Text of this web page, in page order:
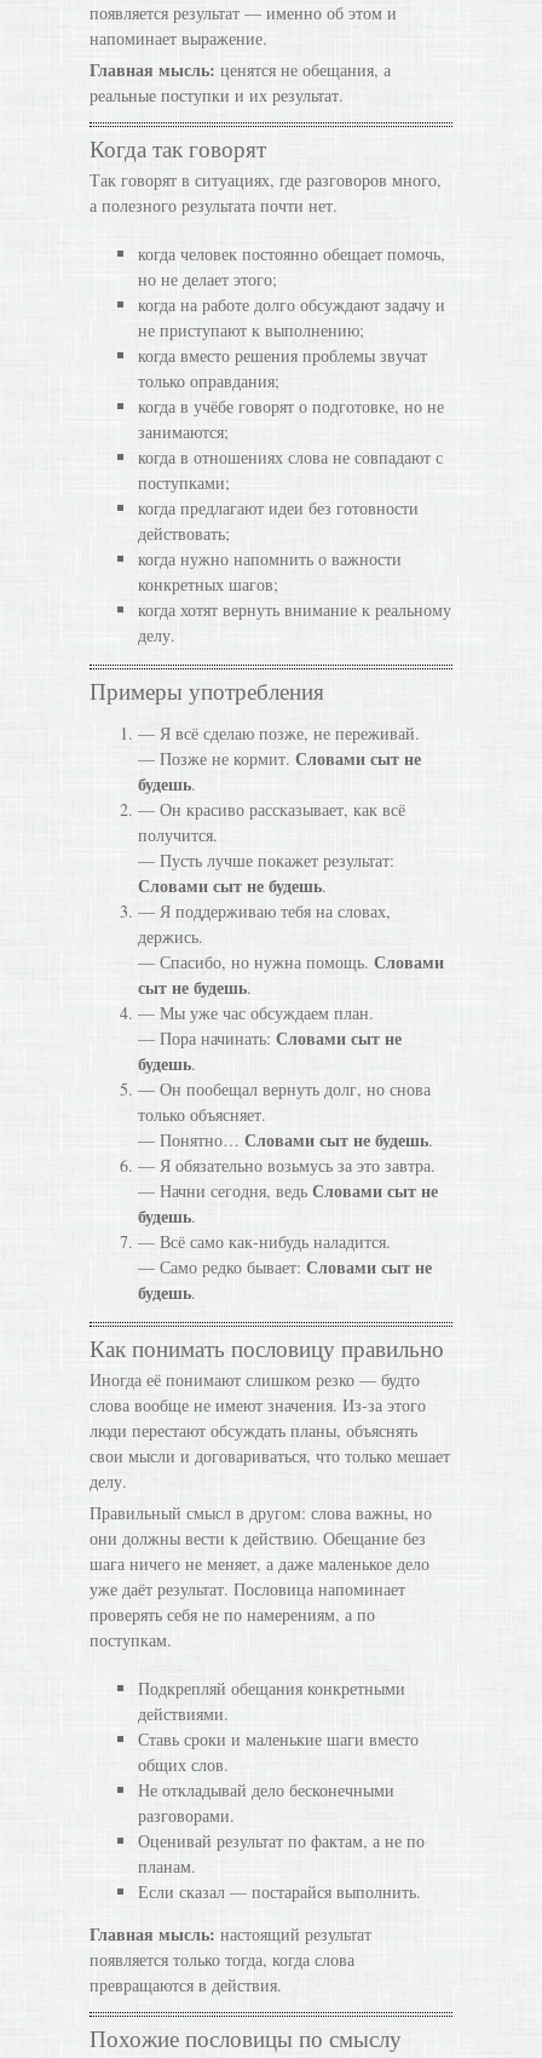
появляется результат — именно об этом и
напоминает выражение.
Главная мысль: ценятся не обещания, а
реальные поступки и их результат.
Когда так говорят
Так говорят в ситуациях, где разговоров много,
а полезного результата почти нет.
когда человек постоянно обещает помочь,
но не делает этого;
когда на работе долго обсуждают задачу и
не приступают к выполнению;
когда вместо решения проблемы звучат
только оправдания;
когда в учёбе говорят о подготовке, но не
занимаются;
когда в отношениях слова не совпадают с
поступками;
когда предлагают идеи без готовности
действовать;
когда нужно напомнить о важности
конкретных шагов;
когда хотят вернуть внимание к реальному
делу.
Примеры употребления
— Я всё сделаю позже, не переживай.
— Позже не кормит. Словами сыт не
будешь.
— Он красиво рассказывает, как всё
получится.
— Пусть лучше покажет результат:
Словами сыт не будешь.
— Я поддерживаю тебя на словах,
держись.
— Спасибо, но нужна помощь. Словами
сыт не будешь.
— Мы уже час обсуждаем план.
— Пора начинать: Словами сыт не
будешь.
— Он пообещал вернуть долг, но снова
только объясняет.
— Понятно… Словами сыт не будешь.
— Я обязательно возьмусь за это завтра.
— Начни сегодня, ведь Словами сыт не
будешь.
— Всё само как-нибудь наладится.
— Само редко бывает: Словами сыт не
будешь.
Как понимать пословицу правильно
Иногда её понимают слишком резко — будто
слова вообще не имеют значения. Из-за этого
люди перестают обсуждать планы, объяснять
свои мысли и договариваться, что только мешает
делу.
Правильный смысл в другом: слова важны, но
они должны вести к действию. Обещание без
шага ничего не меняет, а даже маленькое дело
уже даёт результат. Пословица напоминает
проверять себя не по намерениям, а по
поступкам.
Подкрепляй обещания конкретными
действиями.
Ставь сроки и маленькие шаги вместо
общих слов.
Не откладывай дело бесконечными
разговорами.
Оценивай результат по фактам, а не по
планам.
Если сказал — постарайся выполнить.
Главная мысль: настоящий результат
появляется только тогда, когда слова
превращаются в действия.
Похожие пословицы по смыслу